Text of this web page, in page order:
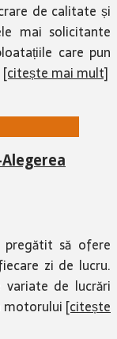
de calitate și
mai solicitante
care pun
[citește mai mult]
pregătit să ofere
zi de lucru.
de lucrări
motorului [citește